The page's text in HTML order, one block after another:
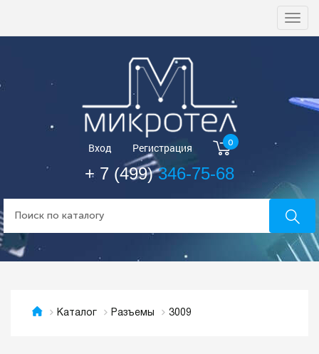
Вход Регистрация 0
+ 7 (499)346-75-68
Каталог Разъемы 3009